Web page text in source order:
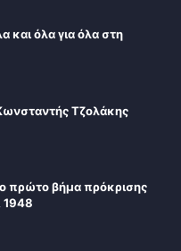
και όλα για όλα στη
Τζολάκης
πρώτο βήμα πρόκρισης
1948